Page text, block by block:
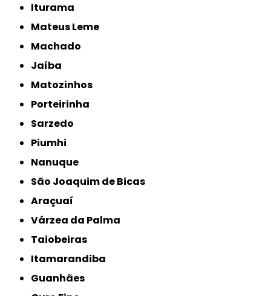
Iturama
Mateus Leme
Machado
Jaíba
Matozinhos
Porteirinha
Sarzedo
Piumhi
Nanuque
São Joaquim de Bicas
Araçuaí
Várzea da Palma
Taiobeiras
Itamarandiba
Guanhães